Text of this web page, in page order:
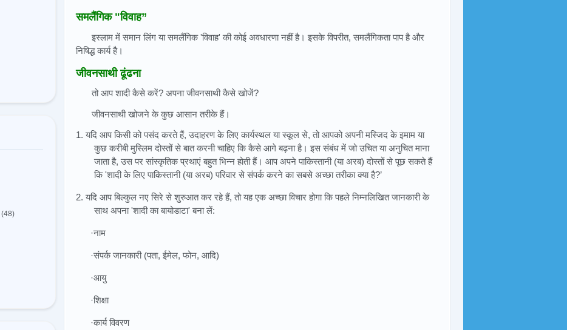
(48)
समलैंगिक "विवाह”
इस्लाम में समान लिंग या समलैंगिक 'विवाह' की कोई अवधारणा नहीं है। इसके विपरीत, समलैंगिकता पाप है और
निषिद्ध कार्य है।
जीवनसाथी ढूंढना
तो आप शादी कैसे करें? अपना जीवनसाथी कैसे खोजें?
जीवनसाथी खोजने के कुछ आसान तरीके हैं।
1. यदि आप किसी को पसंद करते हैं, उदाहरण के लिए कार्यस्थल या स्कूल से, तो आपको अपनी मस्जिद के इमाम या
कुछ करीबी मुस्लिम दोस्तों से बात करनी चाहिए कि कैसे आगे बढ़ना है। इस संबंध में जो उचित या अनुचित माना
जाता है, उस पर सांस्कृतिक प्रथाएं बहुत भिन्न होती हैं। आप अपने पाकिस्तानी (या अरब) दोस्तों से पूछ सकते हैं
कि 'शादी के लिए पाकिस्तानी (या अरब) परिवार से संपर्क करने का सबसे अच्छा तरीका क्या है?’
2. यदि आप बिल्कुल नए सिरे से शुरुआत कर रहे हैं, तो यह एक अच्छा विचार होगा कि पहले निम्नलिखित जानकारी के
साथ अपना 'शादी का बायोडाटा' बना लें:
·नाम
·संपर्क जानकारी (पता, ईमेल, फोन, आदि)
·आयु
·शिक्षा
·कार्य विवरण